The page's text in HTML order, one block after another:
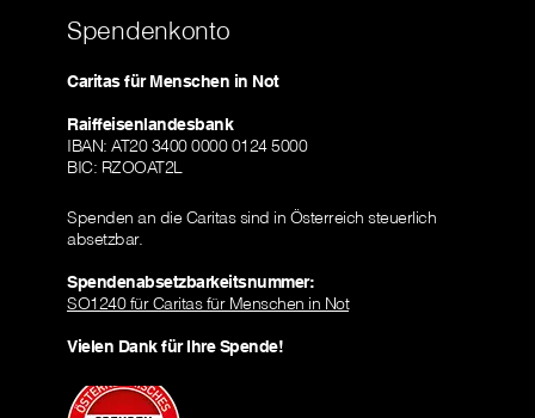
Spendenkonto
Caritas für Menschen in Not
Raiffeisenlandesbank
IBAN: AT20 3400 0000 0124 5000
BIC: RZOOAT2L
Spenden an die Caritas sind in Österreich steuerlich
absetzbar.
Spendenabsetzbarkeitsnummer:
SO1240 für Caritas für Menschen in Not
Vielen Dank für Ihre Spende!